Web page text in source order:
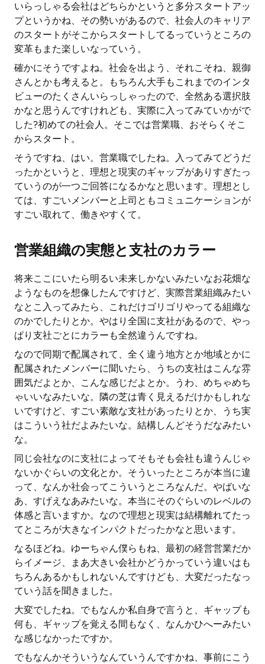
いらっしゃる会社はどちらかというと多分スタートアッ
プというかね、その勢いがあるので、社会人のキャリア
のスタートがそこからスタートしてるっていうところの
変革もまた楽しいなっていう。
確かにそうですよね。社会を出よう、それこそね、親御
さんとかも考えると。もちろん大手もこれまでのインタ
ビューのたくさんいらっしゃったので、全然ある選択肢
かなと思うんですけれども、実際に入ってみていかがで
した?初めての社会人。そこでは営業職、おそらくそこ
からスタート。
そうですね、はい。営業職でしたね。入ってみてどうだ
ったかというと、理想と現実のギャップがありすぎたっ
ていうのが一つご回答になるかなと思います。理想とし
ては、すごいメンバーと上司ともコミュニケーションが
すごい取れて、働きやすくて。
営業組織の実態と支社のカラー
将来ここにいたら明るい未来しかないみたいなお花畑な
ようなものを想像したんですけど、実際営業組織みたい
なとこ入ってみたら、これだけゴリゴリやってる組織な
のかでしたりとか。やはり全国に支社があるので、やっ
ぱり支社ごとにカラーも全然違うんですね。
なので同期で配属されて、全く違う地方とか地域とかに
配属されたメンバーに聞いたら、うちの支社はこんな雰
囲気だよとか、こんな感じだよとか。うわ、めちゃめち
ゃいいなみたいな。隣の芝は青く見えるだけかもしれな
いですけど、すごい素敵な支社があったりとか、うち実
はこういう社だよみたいな。結構しんどそうだなみたい
な。
同じ会社なのに支社によってそもそも会社も違うんじゃ
ないかぐらいの文化とか。そういったところが本当に違
って、なんか社会ってこういうところなんだ。やばいな
あ、すげえなあみたいな。本当にそのぐらいのレベルの
体感と言いますか。なので理想と現実は結構離れてたっ
てところが大きなインパクトだったかなと思います。
なるほどね。ゆーちゃん僕らもね、最初の経営営業だか
らイメージ、まあ大きい会社かどうかっていう違いはも
ちろんあるかもしれないんですけども、大変だったなっ
ていう話を聞きました。
大変でしたね。でもなんか私自身で言うと、ギャップも
何も、ギャップを覚える間もなく、なんかひへーみたい
な感じなかったですか。
でもなんかそういうなんていうんですかね、事前にこう